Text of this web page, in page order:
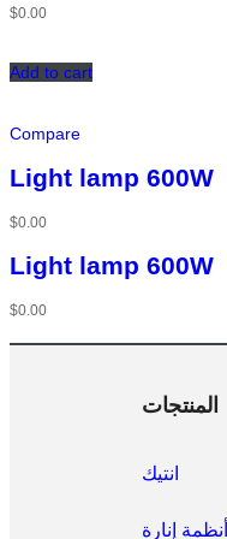
$0.00
Add to cart
Compare
Light lamp 600W
$0.00
Light lamp 600W
$0.00
المنتجات
انتيك
أنظمة إنارة